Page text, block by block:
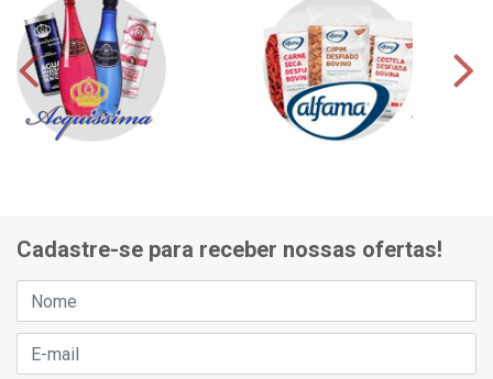
Cadastre-se para receber nossas ofertas!